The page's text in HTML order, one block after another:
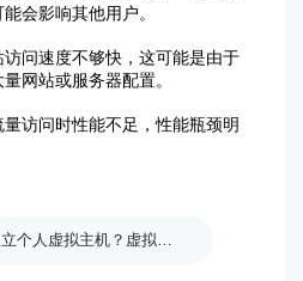
会影响其他用户。
问速度不够快，这可能是由于
网站或服务器配置。
访问时性能不足，性能瓶颈明
虚拟主机？虚拟主机的用途是什么？